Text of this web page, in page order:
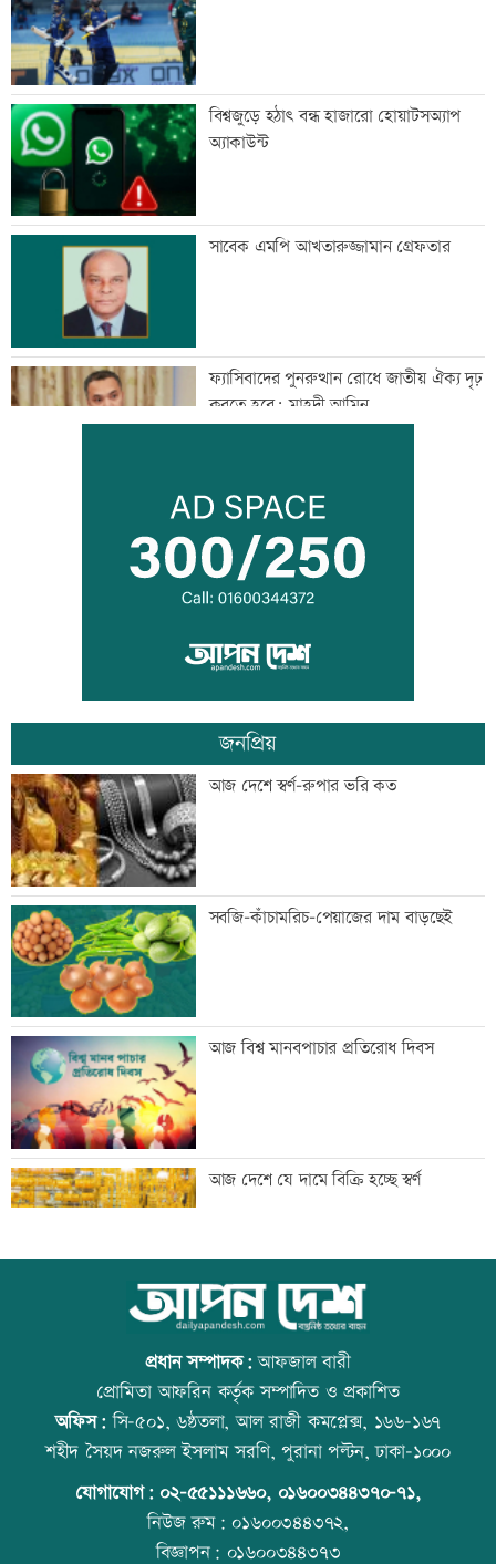
বিশ্বজুড়ে হঠাৎ বন্ধ হাজারো হোয়াটসঅ্যাপ
অ্যাকাউন্ট
সাবেক এমপি আখতারুজ্জামান গ্রেফতার
ফ্যাসিবাদের পুনরুত্থান রোধে জাতীয় ঐক্য দৃঢ়
করতে হবে: মাহদী আমিন
মাগুরায় সাকিব আল হাসানের বাড়িতে হামলা
জুলাই সনদ নিয়ে উত্তাল কুড়িগ্রামের রাজপথ
আদমদীঘিতে জুলাই অভ্যুত্থান স্বরণে ১১ দলীয়
জোটের গণমিছিল
জামালপুরে বিএনপির বিজয় র‍্যালি
জুলাই সনদের প্রত্যেক অক্ষর বাস্তবায়ন করা
হবে: পানিসম্পদ প্রতিমন্ত্রী
জুলাই হত্যাকাণ্ডের বিচারে দাবিতে
সাংবাদিকদের র‍্যালি
জামায়াতের সাবেক আমীর কারাগারে, ৩৯১
কোটি টাকা আত্মসাৎ
জুলাই গণঅভ্যুত্থানের সব অপরাধীদের বিচার
হবে: তথ্যপ্রতিমন্ত্রী
জনপ্রিয়
আজ দেশে স্বর্ণ-রুপার ভরি কত
সবজি-কাঁচামরিচ-পেয়াজের দাম বাড়ছেই
আজ বিশ্ব মানবপাচার প্রতিরোধ দিবস
আজ দেশে যে দামে বিক্রি হচ্ছে স্বর্ণ
আজ বিশ্ব বন্ধু দিবস
প্রতিমন্ত্রীকে ঘিরে ভাইরাল ভিডিওতে ছবি
জুড়ে অপপ্রচার: এলিন
প্রধান সম্পাদক:আফজাল বারী
প্রোমিতা আফরিন কর্তৃক সম্পাদিত ও প্রকাশিত
অফিস:সি-৫০১, ৬ষ্ঠতলা, আল রাজী কমপ্লেক্স, ১৬৬-১৬৭
শহীদ সৈয়দ নজরুল ইসলাম সরণি, পুরানা পল্টন, ঢাকা-১০০০
যোগাযোগ: ০২-৫৫১১১৬৬০, ০১৬০০৩৪৪৩৭০-৭১,
নিউজ রুম:০১৬০০৩৪৪৩৭২,
বিজ্ঞাপন: ০১৬০০৩৪৪৩৭৩